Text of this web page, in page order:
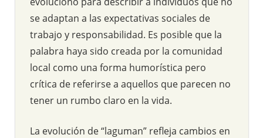
se adaptan a las expectativas sociales de
trabajo y responsabilidad. Es posible que la
palabra haya sido creada por la comunidad
local como una forma humorística pero
crítica de referirse a aquellos que parecen no
tener un rumbo claro en la vida.
La evolución de “laguman” refleja cambios en